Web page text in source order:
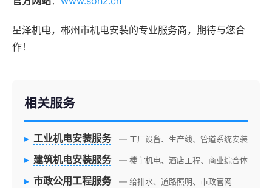
星泽机电，郴州市机电安装的专业服务商，期待与您合
作！
相关服务
▸ 工业机电安装服务 — 工厂设备、生产线、管道系统安装
▸ 建筑机电安装服务 — 楼宇机电、酒店工程、商业综合体
▸ 市政公用工程服务 — 给排水、道路照明、市政管网